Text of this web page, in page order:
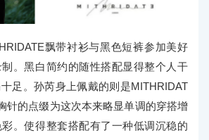
飘带衬衫与黑色短裤参加美好
。黑白简约的随性搭配显得整个人干
足。孙芮身上佩戴的则是MITHRIDAT
针的点缀为这次本来略显单调的穿搭增
。使得整套搭配有了一种低调沉稳的